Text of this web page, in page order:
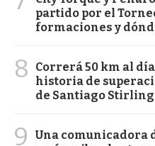
partido por el
formaciones y
8
Correrá 50 km al
historia de
de Santiago Stirling
9
Una comunicadora